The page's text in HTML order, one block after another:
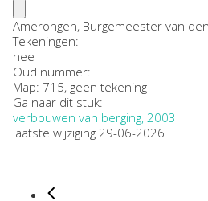
Amerongen, Burgemeester van
Tekeningen:
nee
Oud nummer:
Map: 715, geen tekening
Ga naar dit stuk:
verbouwen van berging, 2003
laatste wijziging 29-06-2026